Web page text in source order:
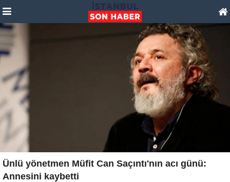
Ünlü yönetmen Müfit Can Saçıntı'nın acı günü:
Annesini kaybetti